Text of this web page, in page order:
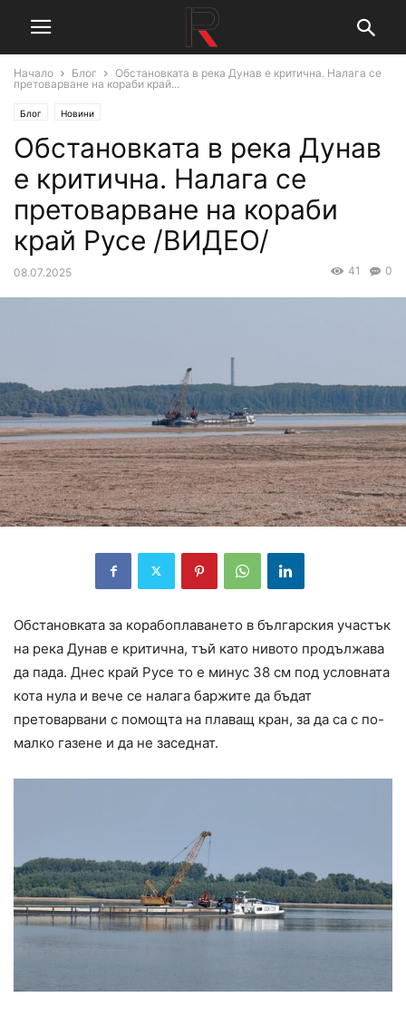
Начало Блог
Обстановката в река Дунав е критична. Налага се
претоварване на кораби край...
Блог Новини
Обстановката в река Дунав
е критична. Налага се
претоварване на кораби
край Русе /ВИДЕО/
08.07.2025 0
41
Обстановката за корабоплаването в българския участък
на река Дунав е критична, тъй като нивото продължава
да пада. Днес край Русе то е минус 38 см под условната
кота нула и вече се налага баржите да бъдат
претоварвани с помощта на плаващ кран, за да са с по-
малко газене и да не заседнат.